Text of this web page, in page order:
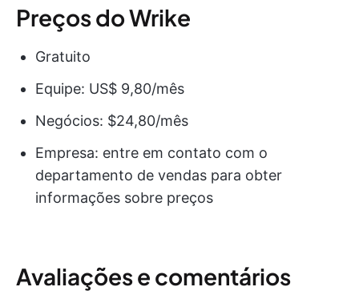
Preços do Wrike
Gratuito
Equipe: US$ 9,80/mês
Negócios: $24,80/mês
Empresa: entre em contato com o
departamento de vendas para obter
informações sobre preços
Avaliações e comentários